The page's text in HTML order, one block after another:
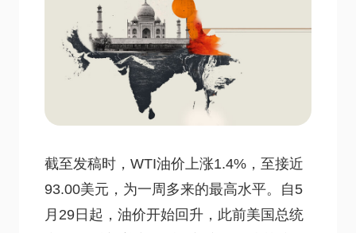
截至发稿时，WTI油价上涨1.4%，至接近
93.00美元，为一周多来的最高水平。自5
月29日起，油价开始回升，此前美国总统